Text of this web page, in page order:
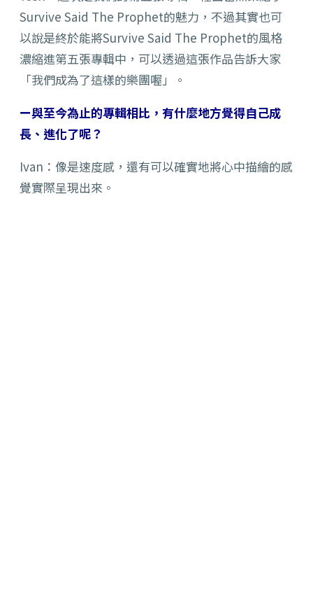
Survive Said The Prophet的魅力，不過其實也可
以說是終於能將Survive Said The Prophet的風格
濃縮進第五張專輯中，可以透過這張作品告訴大家
「我們成為了這樣的樂團喔」。
ー與至今為止的專輯相比，有什麼地方覺得自己成
長、進化了呢？
Ivan：像是速度感，還有可以確實地將心中描繪的感
覺實際呈現出來。